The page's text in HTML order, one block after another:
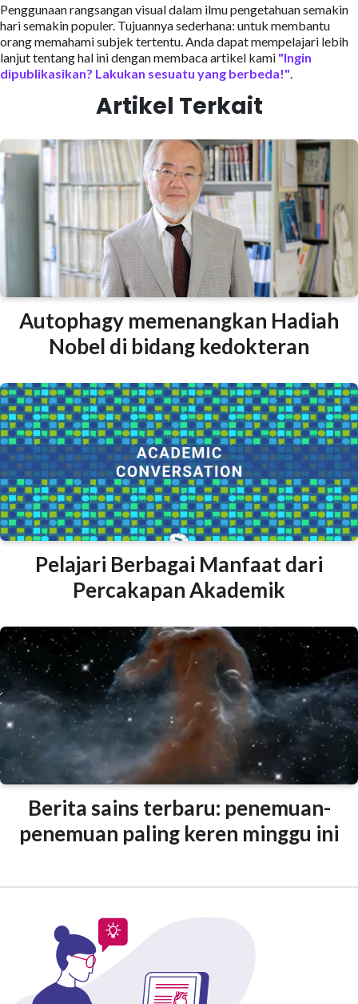
Penggunaan rangsangan visual dalam ilmu pengetahuan semakin
hari semakin populer. Tujuannya sederhana: untuk membantu
orang memahami subjek tertentu. Anda dapat mempelajari lebih
lanjut tentang hal ini dengan membaca artikel kami "Ingin
dipublikasikan? Lakukan sesuatu yang berbeda!"
Artikel Terkait
Autophagy memenangkan Hadiah
Nobel di bidang kedokteran
Pelajari Berbagai Manfaat dari
Percakapan Akademik
Berita sains terbaru: penemuan-
penemuan paling keren minggu ini